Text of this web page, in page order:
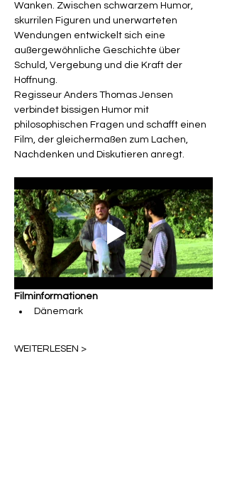
Wanken. Zwischen schwarzem Humor,
skurrilen Figuren und unerwarteten
Wendungen entwickelt sich eine
außergewöhnliche Geschichte über
Schuld, Vergebung und die Kraft der
Hoffnung.
Regisseur Anders Thomas Jensen
verbindet bissigen Humor mit
philosophischen Fragen und schafft einen
Film, der gleichermaßen zum Lachen,
Nachdenken und Diskutieren anregt.
Filminformationen
Dänemark
WEITERLESEN >